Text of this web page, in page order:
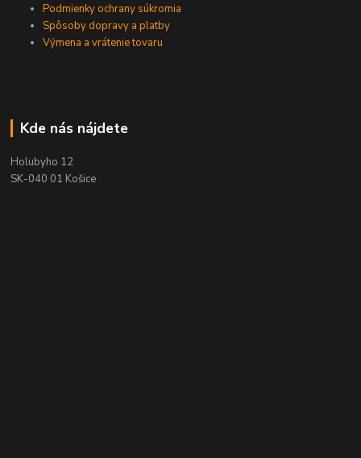
Podmienky ochrany súkromia
Spôsoby dopravy a platby
Výmena a vrátenie tovaru
Kde nás nájdete
Holubyho 12
SK-040 01 Košice